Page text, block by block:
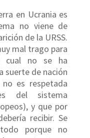
en Ucrania es
no viene de
de la URSS.
mal trago para
cual no se ha
suerte de nación
es respetada
del sistema
y que por
recibir. Se
porque no